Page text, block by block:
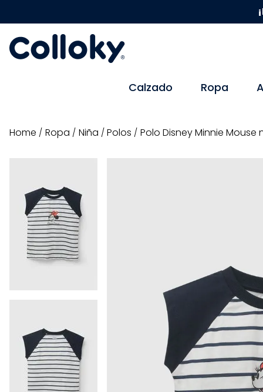
Calzado Ropa
ropa niña polos Polo Disney Minnie Mouse